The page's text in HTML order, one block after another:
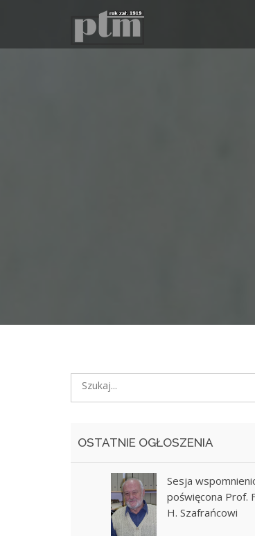
OSTATNIE OGŁOSZENIA
Sesja
poświęcona Prof.
H. Szafrańcowi